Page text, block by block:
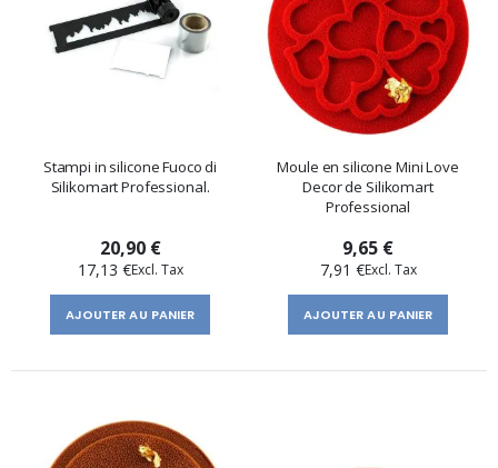
Stampi in silicone Fuoco di
Silikomart Professional.
20,90 €
17,13 €
AJOUTER AU PANIER
Moule en silicone Mini Love
Decor de Silikomart
Professional
9,65 €
7,91 €
AJOUTER AU PANIER